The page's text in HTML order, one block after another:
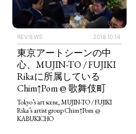
TAGS PEOPLE
REVIEWS 2018.10.14
東京アートシーンの中
心、MUJIN-TO / FUJIKI
Rikaに所属している
Chim↑Pom @ 歌舞伎町
Tokyo’s art scene, MUJIN-TO / FUJIKI
Rika’s artist group Chim↑Pom @
KABUKICHO